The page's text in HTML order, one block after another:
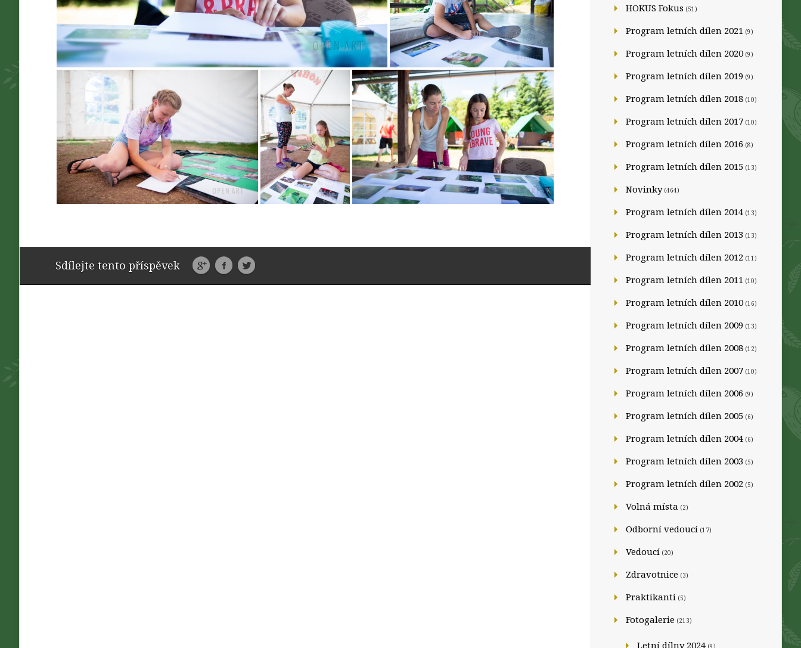
Sdílejte tento příspěvek
HOKUS Fokus (51)
Program letních dílen 2021 (9)
Program letních dílen 2020 (9)
Program letních dílen 2019 (9)
Program letních dílen 2018 (10)
Program letních dílen 2017 (10)
Program letních dílen 2016 (8)
Program letních dílen 2015 (13)
Novinky(464)
Program letních dílen 2014 (13)
Program letních dílen 2013 (13)
Program letních dílen 2012 (11)
Program letních dílen 2011 (10)
Program letních dílen 2010 (16)
Program letních dílen 2009 (13)
Program letních dílen 2008 (12)
Program letních dílen 2007 (10)
Program letních dílen 2006 (9)
Program letních dílen 2005 (6)
Program letních dílen 2004 (6)
Program letních dílen 2003 (5)
Program letních dílen 2002 (5)
Volná místa (2)
Odborní vedoucí (17)
Vedoucí (20)
Zdravotnice (3)
Praktikanti (5)
Fotogalerie (213)
Letní dílny 2024 (9)